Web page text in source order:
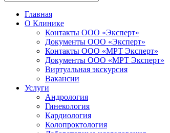
Главная
О Клинике
Контакты ООО «Эксперт»
Документы ООО «Эксперт»
Контакты ООО «МРТ Эксперт»
Документы ООО «МРТ Эксперт»
Виртуальная экскурсия
Вакансии
Услуги
Андрология
Гинекология
Кардиология
Колопроктология